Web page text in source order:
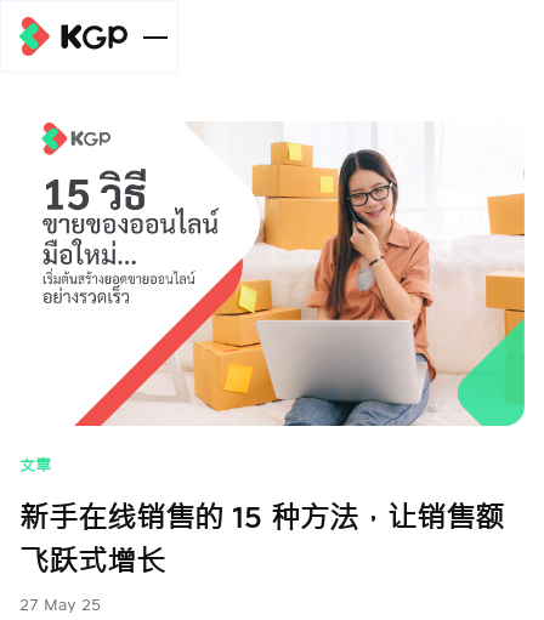
个人级别
元宇宙支付
(Meta Pay)服
务
中小企业级
别
自动扣款服务
电子钱包支付
泰国二维码支付
(Thai QR /
PromptPay)
元宇宙支付
(Meta Pay)服
自动扣款服务
收款服务，使用
服务
开泰全球支付
(KGP)在线收
款系统服务
自动扣款服务
务
泰国二维码支付
(Thai QR /
PromptPay)
付款分发服务
新闻/文章
关于我们
中文
文章
新手在线销售的 15 种方法，让销售额
飞跃式增长
27 May 25